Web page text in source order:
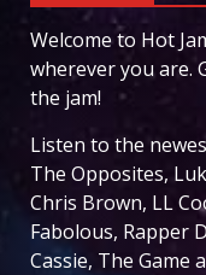
Welcome to Hot
wherever you are.
the jam!
Listen to the
The Opposites,
Chris Brown, LL
Fabolous, Rapper
Cassie, The Game